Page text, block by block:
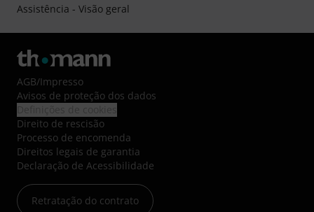
Assistência - Visão geral
AGB/Impresso
Avisos de proteção dos dados
Direito de rescisão
Processo de encomenda
Direitos legais de garantia
Declaração de Acessibilidade
Retratação do contrato